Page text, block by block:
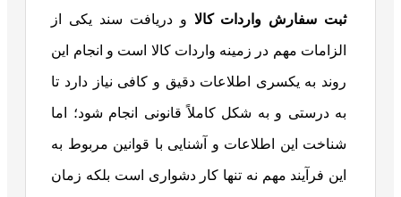
ثبت سفارش واردات کالا و دریافت سند یکی از
الزامات مهم در زمینه واردات کالا است و انجام این
روند به یکسری اطلاعات دقیق و کافی نیاز دارد تا
به درستی و به شکل کاملاً قانونی انجام شود؛ اما
شناخت این اطلاعات و آشنایی با قوانین مربوط به
این فرآیند مهم نه تنها کار دشواری است بلکه زمان